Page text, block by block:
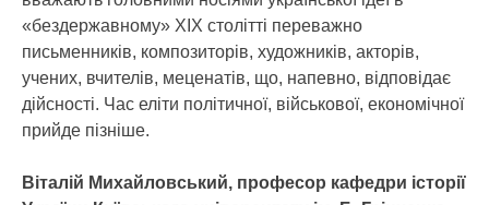
«бездержавному» ХІХ столітті переважно
письменників, композиторів, художників, акторів,
учених, вчителів, меценатів, що, напевно, відповідає
дійсності. Час еліти політичної, військової, економічної
прийде пізніше.
Віталій Михайловський, професор кафедри історії